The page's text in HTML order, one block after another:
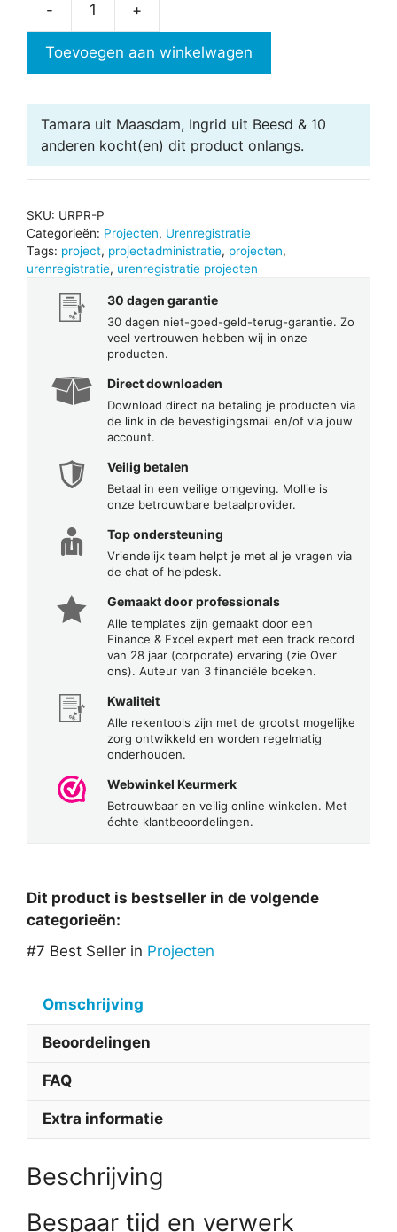
-
Excel
Projecten
aantal
+
Toevoegen aan winkelwagen
Tamara uit Maasdam, Ingrid uit Beesd & 10
anderen kocht(en) dit product onlangs.
SKU: URPR-P
Categorieën: Projecten, Urenregistratie
Tags: project, projectadministratie, projecten,
urenregistratie, urenregistratie projecten
30 dagen garantie
30 dagen niet-goed-geld-terug-garantie. Zo
veel vertrouwen hebben wij in onze
producten.
Direct downloaden
Download direct na betaling je producten via
de link in de bevestigingsmail en/of via jouw
account.
Veilig betalen
Betaal in een veilige omgeving. Mollie is
onze betrouwbare betaalprovider.
Top ondersteuning
Vriendelijk team helpt je met al je vragen via
de chat of helpdesk.
Gemaakt door professionals
Alle templates zijn gemaakt door een
Finance & Excel expert met een track record
van 28 jaar (corporate) ervaring (zie Over
ons). Auteur van 3 financiële boeken.
Kwaliteit
Alle rekentools zijn met de grootst mogelijke
zorg ontwikkeld en worden regelmatig
onderhouden.
Webwinkel Keurmerk
Betrouwbaar en veilig online winkelen. Met
échte klantbeoordelingen.
Dit product is bestseller in de volgende
categorieën:
#7 Best Seller in Projecten
Omschrijving
Beoordelingen
FAQ
Extra informatie
Beschrijving
Bespaar tijd en verwerk